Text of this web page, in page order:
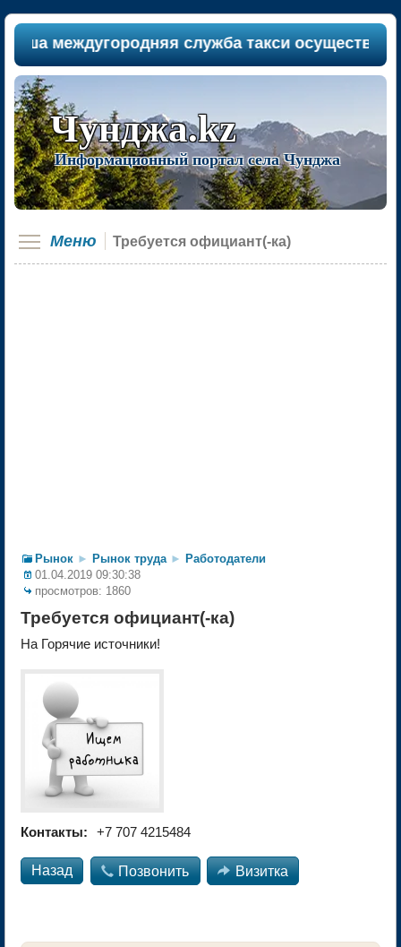
междугородняя служба такси осуществляет
Чунджа.kz
Информационный портал села Чунджа
Меню Требуется официант(-ка)
Рынок ► Рынок труда ► Работодатели
01.04.2019 09:30:38
просмотров: 1860
Требуется официант(-ка)
На Горячие источники!
Контакты: +7 707 4215484
Назад  Позвонить  Визитка